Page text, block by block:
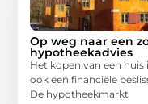
Op weg naar een
hypotheekadvies
Het kopen van een
ook een financiële
De hypotheekmarkt